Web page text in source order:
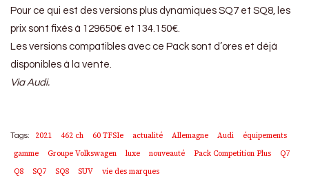
Pour ce qui est des versions plus dynamiques SQ7 et SQ8, les
prix sont fixés à 129650€ et 134.150€.
Les versions compatibles avec ce Pack sont d’ores et déjà
disponibles à la vente.
Via Audi.
Tags: 2021 462 ch 60 TFSIe actualité Allemagne Audi
équipements
gamme
Groupe Volkswagen luxe nouveauté Pack Competition Plus
Q7
Q8
SQ7 SQ8 SUV vie des marques